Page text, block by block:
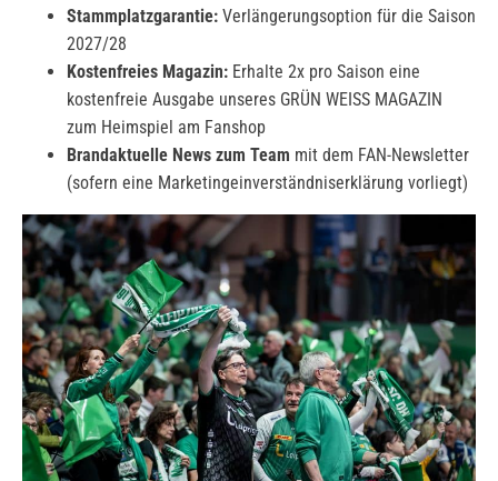
Stammplatzgarantie: Verlängerungsoption für die Saison
2027/28
Kostenfreies Magazin: Erhalte 2x pro Saison eine
kostenfreie Ausgabe unseres GRÜN WEISS MAGAZIN
zum Heimspiel am Fanshop
Brandaktuelle News zum Team mit dem FAN-Newsletter
(sofern eine Marketingeinverständniserklärung vorliegt)